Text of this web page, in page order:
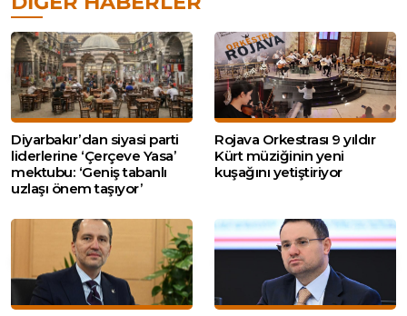
Diyarbakır’dan siyasi parti
liderlerine ‘Çerçeve Yasa’
mektubu: ‘Geniş tabanlı
uzlaşı önem taşıyor’
Rojava Orkestrası 9 yıldır
Kürt müziğinin yeni
kuşağını yetiştiriyor